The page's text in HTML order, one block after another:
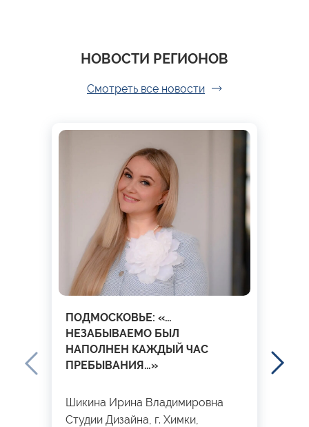
НОВОСТИ РЕГИОНОВ
Смотреть все новости
ПОДМОСКОВЬЕ: «…
НЕЗАБЫВАЕМО БЫЛ
НАПОЛНЕН КАЖДЫЙ ЧАС
ПРЕБЫВАНИЯ…»
Шикина Ирина Владимировна
Студии Дизайна, г. Химки,